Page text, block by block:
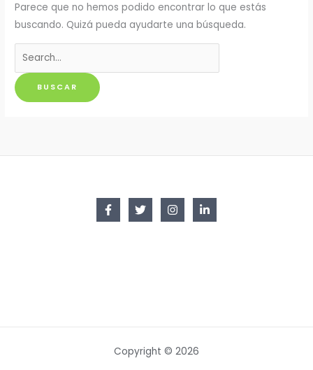
Parece que no hemos podido encontrar lo que estás
buscando. Quizá pueda ayudarte una búsqueda.
Buscar
por:
Copyright © 2026